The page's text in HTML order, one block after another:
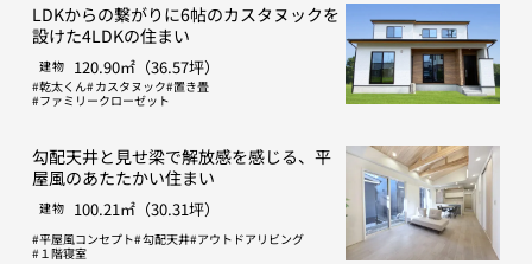
LDKからの繋がりに6帖のカスタヌックを
設けた4LDKの住まい
建物 120.90㎡（36.57坪）
乾太くん カスタヌック 置き畳
ファミリークローゼット
勾配天井と見せ梁で解放感を感じる、平
屋風のあたたかい住まい
建物 100.21㎡（30.31坪）
平屋風コンセプト 勾配天井 アウトドアリビング
１階寝室